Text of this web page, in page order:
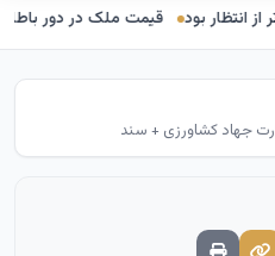
قیمت ملک در دور باطل؛ بازار
جهاد کشاورزی + سند